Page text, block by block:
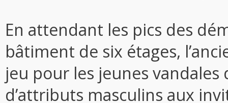
En attendant les pics des
bâtiment de six étages,
jeu pour les jeunes
d’attributs masculins aux